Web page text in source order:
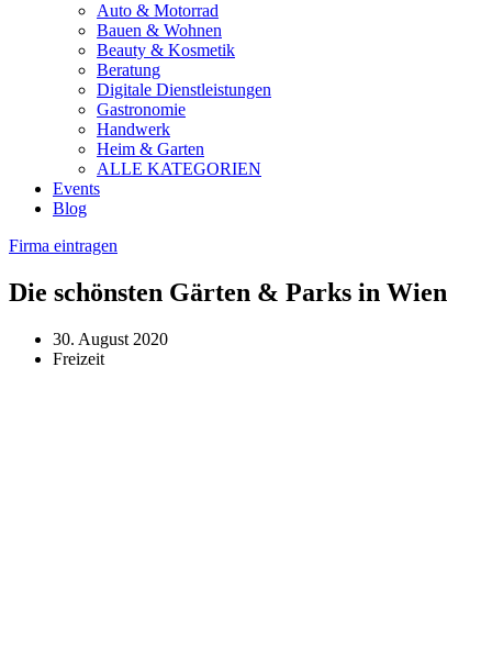
Auto & Motorrad
Bauen & Wohnen
Beauty & Kosmetik
Beratung
Digitale Dienstleistungen
Gastronomie
Handwerk
Heim & Garten
ALLE KATEGORIEN
Events
Blog
Firma eintragen
Die schönsten Gärten & Parks in Wien
30. August 2020
Freizeit